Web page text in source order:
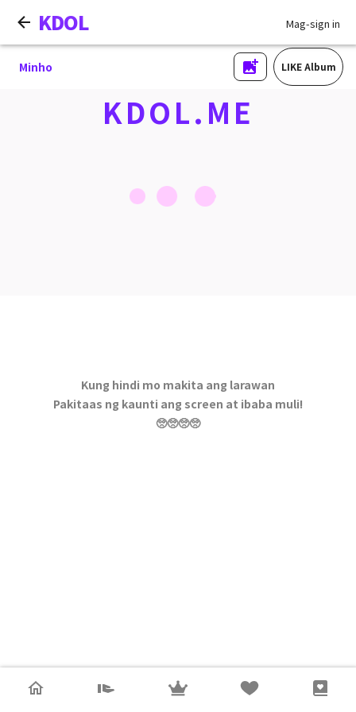
KDOL Mag-sign in
Minho LIKE Album
KDOL.ME
Kung hindi mo makita ang larawan
Pakitaas ng kaunti ang screen at ibaba muli!
🥺🥺🥺🥺